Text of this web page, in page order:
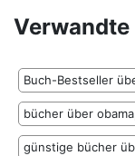
Verwandte
Buch-Bestseller
bücher über
günstige bücher